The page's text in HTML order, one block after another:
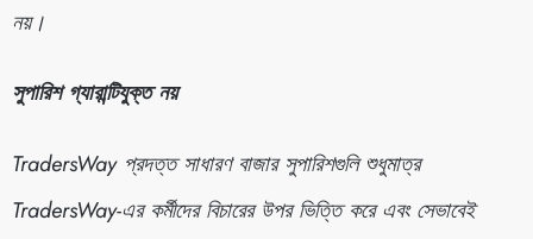
নয়।
সুপারিশ গ্যারান্টিযুক্ত নয়
TradersWay প্রদত্ত সাধারণ বাজার সুপারিশগুলি শুধুমাত্র
TradersWay-এর কর্মীদের বিচারের উপর ভিত্তি করে এবং সেভাবেই